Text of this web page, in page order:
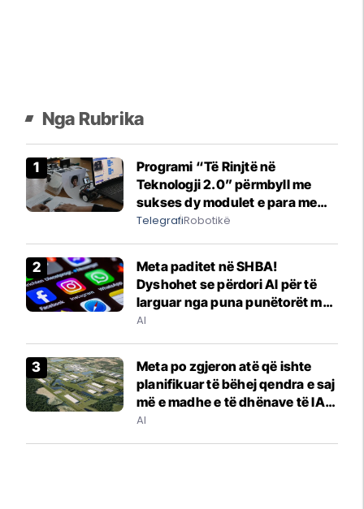
Nga Rubrika
Programi “Të Rinjtë në
Teknologji 2.0” përmbyll me
sukses dy modulet e para me
mbështetjen e ProCredit Bank
TelegrafiRobotikë
Meta paditet në SHBA!
Dyshohet se përdori Al për të
larguar nga puna punëtorët me
probleme shëndetësore
AI
Meta po zgjeron atë që ishte
planifikuar të bëhej qendra e saj
më e madhe e të dhënave të IA-
së në Luiziana - të dhënat janë
AI